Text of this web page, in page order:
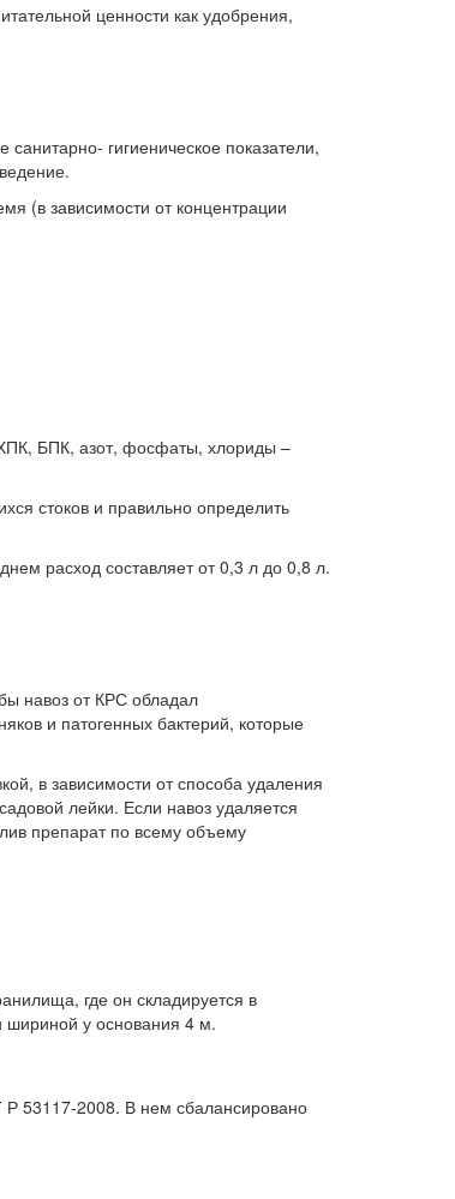
ценности как удобрения,
гигиеническое показатели,
(в зависимости от концентрации
ХПК, БПК, азот, фосфаты, хлориды –
стоков и правильно определить
расход составляет от 0,3 л до 0,8 л.
навоз от КРС обладал
и патогенных бактерий, которые
в зависимости от способа удаления
лейки. Если навоз удаляется
препарат по всему объему
где он складируется в
шириной у основания 4 м.
53117-2008. В нем сбалансировано